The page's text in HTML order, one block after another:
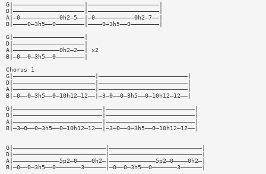
G|————————————————————|————————————————————|
D|————————————————————|————————————————————|
A|—0———————————0h2—5——|—0———————————0h2—7——|
B|————0—3h5——0————————|————0—3h5——0————————|
G|————————————————————|
D|————————————————————|
A|—————————————0h2—2——| x2
B|—0——0—3h5——0————————|
Chorus 1
G|———————————————————————|—————————————————————————|
D|———————————————————————|—————————————————————————|
A|———————————————————————|—————————————————————————|
B|—0——0—3h5——0—10h12—12——|—3—0——0—3h5——0—10h12—12——|
G|—————————————————————————|—————————————————————————|
D|—————————————————————————|—————————————————————————|
A|—————————————————————————|—————————————————————————|
B|—3—0——0—3h5——0—10h12—12——|—3—0——0—3h5——0—10h12—12——|
G|——————————————————————————|——————————————————————————|
D|——————————————————————————|——————————————————————————|
A|—————————————5p2—0————0h2—|—————————————5p2—0————0h2—|
B|—0——0—3h5——0———————3——————|—0——0—3h5——0———————3——————|